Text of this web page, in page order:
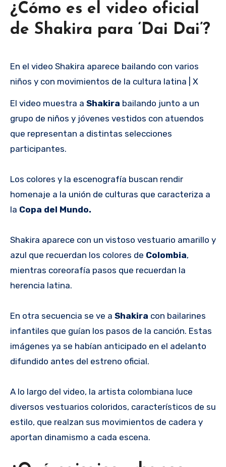
¿Cómo es el video oficial
de Shakira para ‘Dai Dai’?
En el video Shakira aparece bailando con varios
niños y con movimientos de la cultura latina | X
El video muestra a Shakira bailando junto a un
grupo de niños y jóvenes vestidos con atuendos
que representan a distintas selecciones
participantes.
Los colores y la escenografía buscan rendir
homenaje a la unión de culturas que caracteriza a
la Copa del Mundo.
Shakira aparece con un vistoso vestuario amarillo y
azul que recuerdan los colores de Colombia,
mientras coreorafía pasos que recuerdan la
herencia latina.
En otra secuencia se ve a Shakira con bailarines
infantiles que guían los pasos de la canción. Estas
imágenes ya se habían anticipado en el adelanto
difundido antes del estreno oficial.
A lo largo del video, la artista colombiana luce
diversos vestuarios coloridos, característicos de su
estilo, que realzan sus movimientos de cadera y
aportan dinamismo a cada escena.